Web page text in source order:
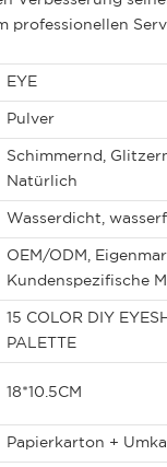
professionellen
EYE
Pulver
Schimmernd,
Natürlich
Wasserdicht,
OEM/ODM,
Kundenspezifische
15 COLOR DIY
PALETTE
18*10.5CM
Papierkarton +